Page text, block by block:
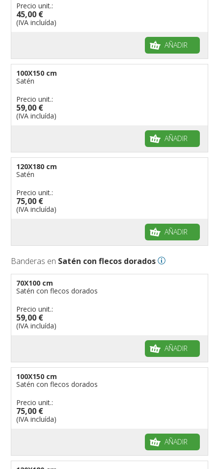
Precio unit.:
45,00 €
(IVA incluída)
AÑADIR
100X150 cm
Satén
Precio unit.:
59,00 €
(IVA incluída)
AÑADIR
120X180 cm
Satén
Precio unit.:
75,00 €
(IVA incluída)
AÑADIR
Banderas en Satén con flecos dorados
70X100 cm
Satén con flecos dorados
Precio unit.:
59,00 €
(IVA incluída)
AÑADIR
100X150 cm
Satén con flecos dorados
Precio unit.:
75,00 €
(IVA incluída)
AÑADIR